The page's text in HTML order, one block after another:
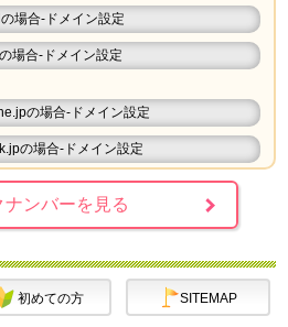
場合-ドメイン設定
場合-ドメイン設定
の場合-ドメイン設定
の場合-ドメイン設定
ナンバーを見る
初めての方 SITEMAP